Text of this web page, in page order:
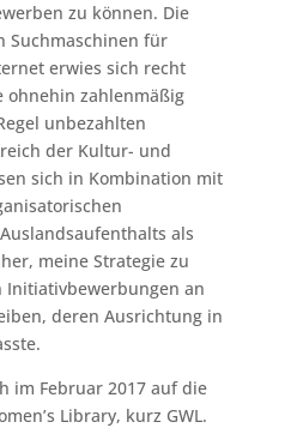
zu können. Die
Suchmaschinen für
erwies sich recht
ohnehin zahlenmäßig
unbezahlten
der Kultur- und
sich in Kombination mit
als
meine Strategie zu
an
deren Ausrichtung in
im Februar 2017 auf die
Library, kurz GWL.